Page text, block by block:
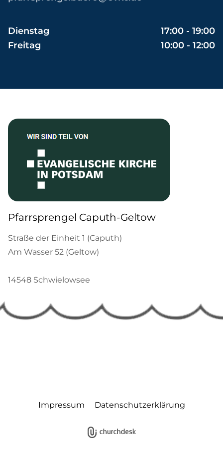
Dienstag
17:00 - 19:00
Freitag
10:00 - 12:00
Pfarrsprengel Caputh-Geltow
Straße der Einheit 1 (Caputh)
Am Wasser 52 (Geltow)
14548 Schwielowsee
Impressum Datenschutzerklärung